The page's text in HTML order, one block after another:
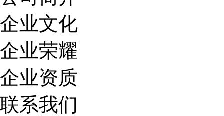
企业文化
企业荣耀
企业资质
联系我们